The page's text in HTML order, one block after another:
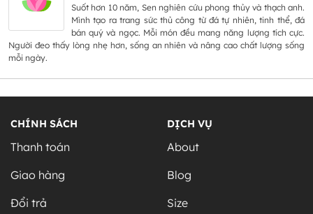
Suốt hơn 10 năm, Sen nghiên cứu phong thủy và thạch anh.
Mình tạo ra trang sức thủ công từ đá tự nhiên, tinh thể, đá
bán quý và ngọc. Mỗi món đều mang năng lượng tích cực.
Người đeo thấy lòng nhẹ hơn, sống an nhiên và nâng cao chất lượng sống
mỗi ngày.
CHÍNH SÁCH
Thanh toán
Giao hàng
Đổi trả
DỊCH VỤ
About
Blog
Size